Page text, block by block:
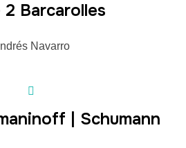
2 Barcarolles
Navarro
| Schumann